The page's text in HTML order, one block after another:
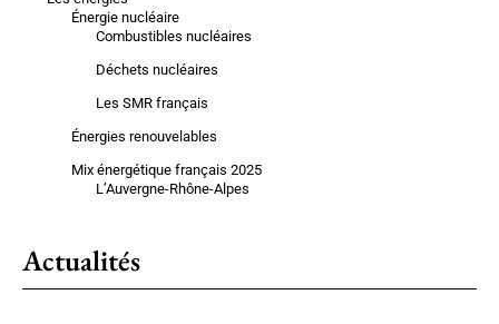
Énergie nucléaire
Combustibles nucléaires
Déchets nucléaires
Les SMR français
Énergies renouvelables
Mix énergétique français 2025
L’Auvergne-Rhône-Alpes
Actualités